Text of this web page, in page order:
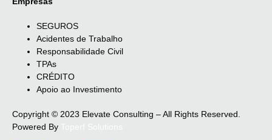
SEGUROS
Acidentes de Trabalho
Responsabilidade Civil
TPAs
CRÉDITO
Apoio ao Investimento
Copyright © 2023 Elevate Consulting – All Rights Reserved.
Powered By